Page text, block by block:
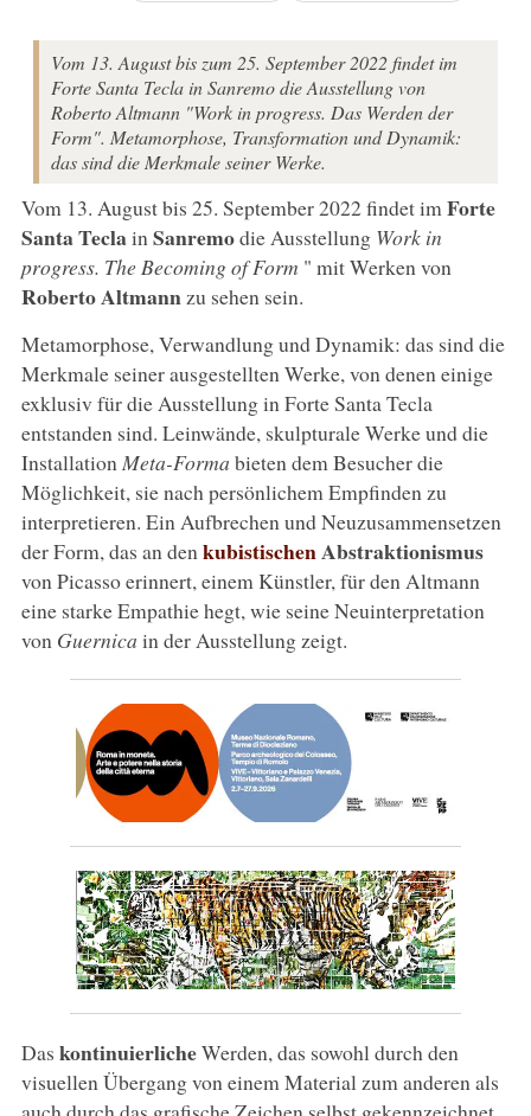
Vom 13. August bis zum 25. September 2022 findet im
Forte Santa Tecla in Sanremo die Ausstellung von
Roberto Altmann "Work in progress. Das Werden der
Form". Metamorphose, Transformation und Dynamik:
das sind die Merkmale seiner Werke.
Vom 13. August bis 25. September 2022 findet im Forte
Santa Teclain Sanremodie Ausstellung Work in
progress. The Becoming of Form " mit Werken von
Roberto Altmann zu sehen sein.
Metamorphose, Verwandlung und Dynamik: das sind die
Merkmale seiner ausgestellten Werke, von denen einige
exklusiv für die Ausstellung in Forte Santa Tecla
entstanden sind. Leinwände, skulpturale Werke und die
Installation Meta-Forma bieten dem Besucher die
Möglichkeit, sie nach persönlichem Empfinden zu
interpretieren. Ein Aufbrechen und Neuzusammensetzen
der Form, das an den kubistischenAbstraktionismus
von Picasso erinnert, einem Künstler, für den Altmann
eine starke Empathie hegt, wie seine Neuinterpretation
von Guernica in der Ausstellung zeigt.
Das kontinuierlicheWerden, das sowohl durch den
visuellen Übergang von einem Material zum anderen als